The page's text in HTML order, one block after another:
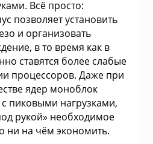
Плиты газовые
Плиты
Всё просто:
позволяет установить
и организовать
в то время как в
ставятся более слабые
процессоров. Даже при
ядер моноблок
пиковыми нагрузками,
рукой» необходимое
ни на чём экономить.